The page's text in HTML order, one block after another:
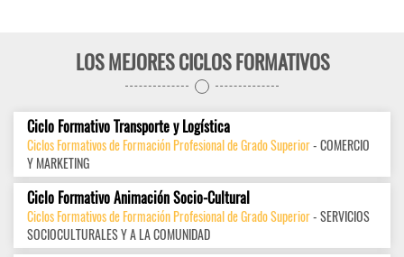
LOS MEJORES CICLOS FORMATIVOS
Ciclo Formativo Transporte y Logística
Ciclos Formativos de Formación Profesional de Grado Superior- COMERCIO
Y MARKETING
Ciclo Formativo Animación Socio-Cultural
Ciclos Formativos de Formación Profesional de Grado Superior- SERVICIOS
SOCIOCULTURALES Y A LA COMUNIDAD